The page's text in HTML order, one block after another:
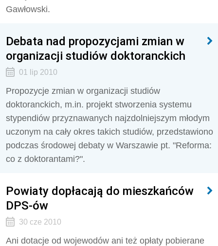
Gawłowski.
Debata nad propozycjami zmian w
organizacji studiów doktoranckich
01 lip 2010
Propozycje zmian w organizacji studiów
doktoranckich, m.in. projekt stworzenia systemu
stypendiów przyznawanych najzdolniejszym młodym
uczonym na cały okres takich studiów, przedstawiono
podczas środowej debaty w Warszawie pt. "Reforma:
co z doktorantami?".
Powiaty dopłacają do mieszkańców
DPS-ów
30 cze 2010
Ani dotacje od wojewodów ani też opłaty pobierane